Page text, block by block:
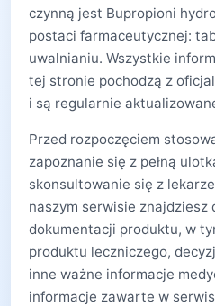
czynną jest Bupropioni
postaci farmaceutycznej:
uwalnianiu. Wszystkie
tej stronie pochodzą z
i są regularnie
Przed rozpoczęciem
zapoznanie się z pełną
skonsultowanie się z
naszym serwisie znajdziesz
dokumentacji produktu, w
produktu leczniczego,
inne ważne informacje
informacje zawarte w